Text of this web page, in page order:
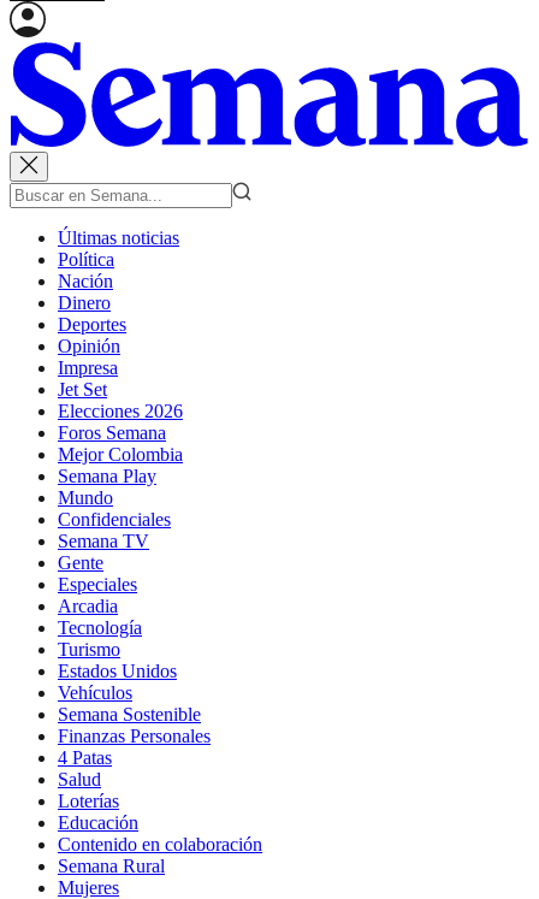
Últimas noticias
Política
Nación
Dinero
Deportes
Opinión
Impresa
Jet Set
Elecciones 2026
Foros Semana
Mejor Colombia
Semana Play
Mundo
Confidenciales
Semana TV
Gente
Especiales
Arcadia
Tecnología
Turismo
Estados Unidos
Vehículos
Semana Sostenible
Finanzas Personales
4 Patas
Salud
Loterías
Educación
Contenido en colaboración
Semana Rural
Mujeres